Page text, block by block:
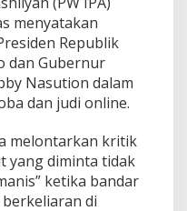
menyatakan
Republik
dan Gubernur
Nasution dalam
dan judi online.
melontarkan kritik
yang diminta tidak
ketika bandar
di